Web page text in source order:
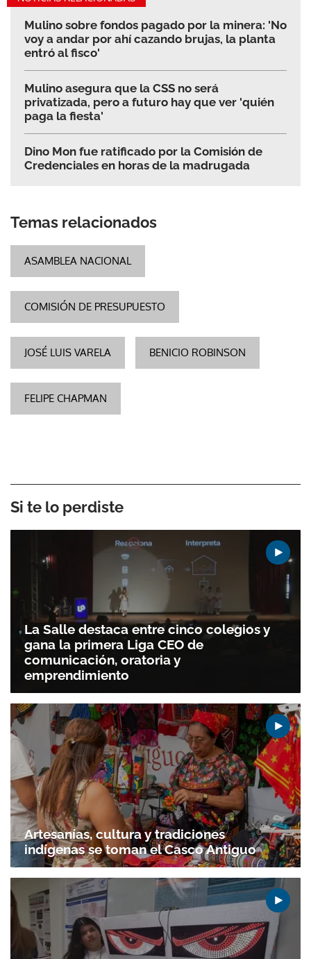
Mulino sobre fondos pagado por la minera: 'No
voy a andar por ahí cazando brujas, la planta
entró al fisco'
Mulino asegura que la CSS no será
privatizada, pero a futuro hay que ver 'quién
paga la fiesta'
Dino Mon fue ratificado por la Comisión de
Credenciales en horas de la madrugada
Temas relacionados
ASAMBLEA NACIONAL
COMISIÓN DE PRESUPUESTO
JOSÉ LUIS VARELA BENICIO ROBINSON
FELIPE CHAPMAN
Si te lo perdiste
La Salle destaca entre cinco colegios y
gana la primera Liga CEO de
comunicación, oratoria y
emprendimiento
Artesanías, cultura y tradiciones
indígenas se toman el Casco Antiguo